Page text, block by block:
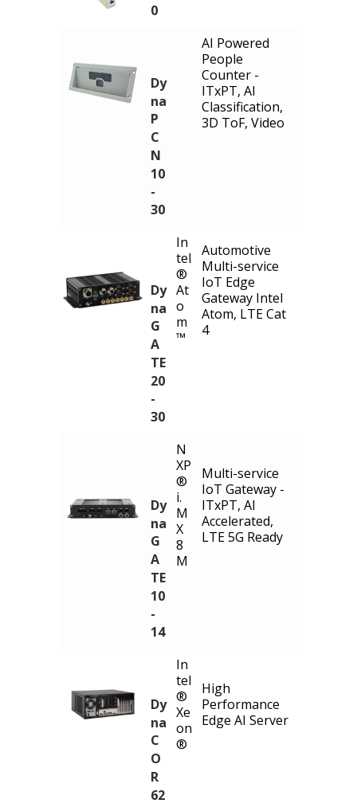
0
Dy
na
P
C
N
10
-
30
AI Powered
People
Counter -
ITxPT, AI
Classification,
3D ToF, Video
Dy
na
G
A
TE
20
-
30
In
tel
®
At
o
m
™
Automotive
Multi-service
IoT Edge
Gateway Intel
Atom, LTE Cat
4
Dy
na
G
A
TE
10
-
14
N
XP
®
i.
M
X
8
M
Multi-service
IoT Gateway -
ITxPT, AI
Accelerated,
LTE 5G Ready
Dy
na
C
O
R
62
In
tel
®
Xe
on
®
High
Performance
Edge AI Server